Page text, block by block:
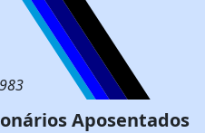
Aposentados